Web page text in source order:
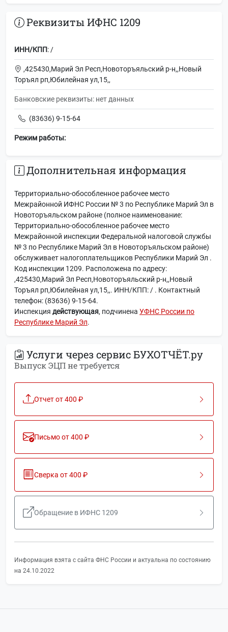
Реквизиты ИФНС 1209
ИНН/КПП: /
,425430,Марий Эл Респ,Новоторъяльский р-н,,Новый
Торъял рп,Юбилейная ул,15,,
Банковские реквизиты: нет данных
(83636) 9-15-64
Режим работы:
Дополнительная информация
Территориально-обособленное рабочее место
Межрайонной ИФНС России № 3 по Республике Марий Эл в
Новоторъяльском районе (полное наименование:
Территориально-обособленное рабочее место
Межрайонной инспекции Федеральной налоговой службы
№ 3 по Республике Марий Эл в Новоторъяльском районе)
обслуживает налогоплательщиков Республики Марий Эл .
Код инспекции 1209. Расположена по адресу:
,425430,Марий Эл Респ,Новоторъяльский р-н,,Новый
Торъял рп,Юбилейная ул,15,,. ИНН/КПП: / . Контактный
телефон: (83636) 9-15-64.
Инспекция действующая, подчинена УФНС России по
Республике Марий Эл.
Услуги через сервис БУХОТЧЁТ.ру
Выпуск ЭЦП не требуется
Отчет от 400 ₽
Письмо от 400 ₽
Сверка от 400 ₽
Обращение в ИФНС 1209
Информация взята с сайта ФНС России и актуальна по состоянию
на 24.10.2022